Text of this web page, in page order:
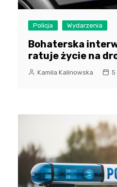
Policja Wydarzenia
Bohaterska
ratuje życie na
Kamila Kalinowska 5